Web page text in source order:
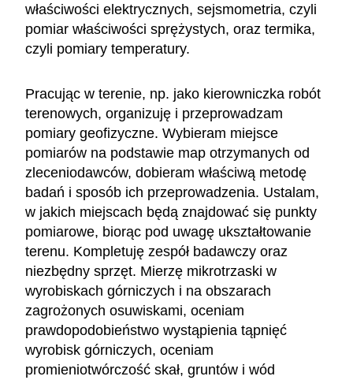
właściwości elektrycznych, sejsmometria, czyli
pomiar właściwości sprężystych, oraz termika,
czyli pomiary temperatury.
Pracując w terenie, np. jako kierowniczka robót
terenowych, organizuję i przeprowadzam
pomiary geofizyczne. Wybieram miejsce
pomiarów na podstawie map otrzymanych od
zleceniodawców, dobieram właściwą metodę
badań i sposób ich przeprowadzenia. Ustalam,
w jakich miejscach będą znajdować się punkty
pomiarowe, biorąc pod uwagę ukształtowanie
terenu. Kompletuję zespół badawczy oraz
niezbędny sprzęt. Mierzę mikrotrzaski w
wyrobiskach górniczych i na obszarach
zagrożonych osuwiskami, oceniam
prawdopodobieństwo wystąpienia tąpnięć
wyrobisk górniczych, oceniam
promieniotwórczość skał, gruntów i wód